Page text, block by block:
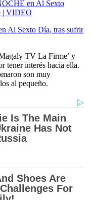
Al Sexto Día, tras sufrir
TV La Firme’ y
tener interés hacia ella.
son muy
al pequeño.